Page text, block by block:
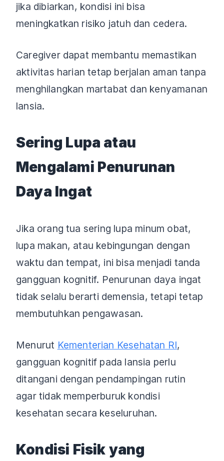
jika dibiarkan, kondisi ini bisa
meningkatkan risiko jatuh dan cedera.
Caregiver dapat membantu memastikan
aktivitas harian tetap berjalan aman tanpa
menghilangkan martabat dan kenyamanan
lansia.
Sering Lupa atau
Mengalami Penurunan
Daya Ingat
Jika orang tua sering lupa minum obat,
lupa makan, atau kebingungan dengan
waktu dan tempat, ini bisa menjadi tanda
gangguan kognitif. Penurunan daya ingat
tidak selalu berarti demensia, tetapi tetap
membutuhkan pengawasan.
Menurut Kementerian Kesehatan RI,
gangguan kognitif pada lansia perlu
ditangani dengan pendampingan rutin
agar tidak memperburuk kondisi
kesehatan secara keseluruhan.
Kondisi Fisik yang